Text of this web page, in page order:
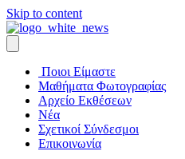
Skip to content
Ποιοι Είμαστε
Μαθήματα Φωτογραφίας
Αρχείο Εκθέσεων
Νέα
Σχετικοί Σύνδεσμοι
Επικοινωνία